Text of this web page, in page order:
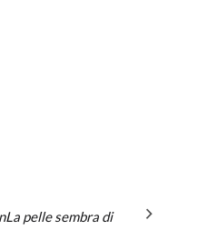
pelle sembra di